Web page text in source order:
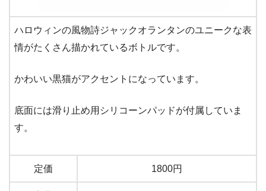
ハロウィンの風物詩ジャックオランタンのユニークな表
情がたくさん描かれているボトルです。
かわいい黒猫がアクセントになっています。
底面には滑り止め用シリコーンパッドが付属していま
す。
定価 1800円